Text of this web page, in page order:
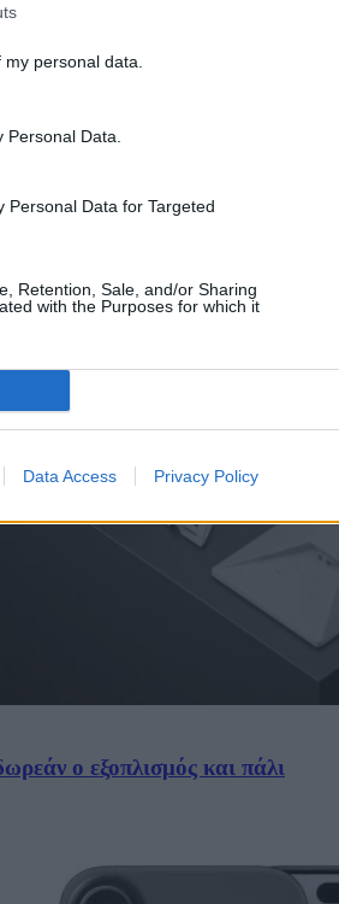
personal data.
Data.
Data for Targeted
Retention, Sale, and/or Sharing
with the Purposes for which it
Data Access Privacy Policy
πλέον 32GB, αλλά η
ο εξοπλισμός και πάλι